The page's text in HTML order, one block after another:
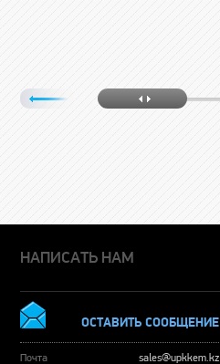
НАПИСАТЬ НАМ
ОСТАВИТЬ СООБЩЕНИЕ
Почта sales@upkkem.kz